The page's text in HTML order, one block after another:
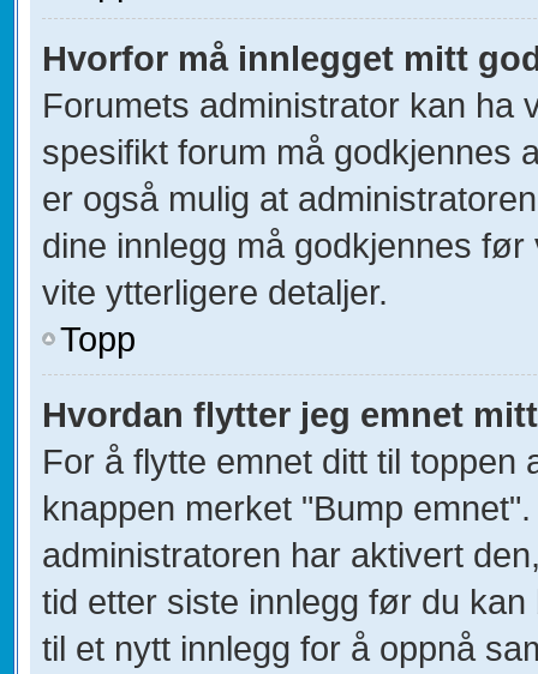
Hvorfor må innlegget mitt
Forumets administrator kan ha
spesifikt forum må godkjennes
er også mulig at
dine innlegg må godkjennes
vite ytterligere detaljer.
Topp
Hvordan flytter jeg emnet
For å flytte emnet ditt til toppen
knappen merket "Bump
administratoren har aktivert
tid etter siste innlegg før du
til et nytt innlegg for å oppnå